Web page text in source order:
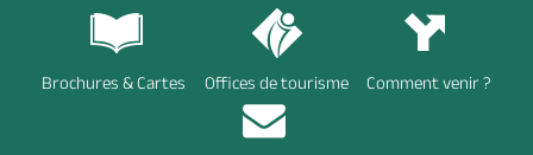
Brochures & Cartes Offices de tourisme Comment venir ?